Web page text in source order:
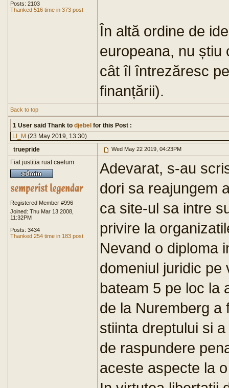
Posts: 2103
Thanked 516 time in 373 post
În altă ordine de
europeana, nu știu
cât îl întrezăresc
finanțării).
Back to top
1 User said Thank to djebel for this Post :
Lt_M (23 May 2019, 13:30)
truepride
Wed May 22 2019, 04:23PM
Fiat justitia ruat caelum
Registered Member #996
Joined: Thu Mar 13 2008,
11:32PM
Posts: 3434
Thanked 254 time in 183 post
Adevarat, s-au
dori sa reajungem
ca site-ul sa intre
privire la
Nevand o diploma
domeniul juridic pe
bateam 5 pe loc la
de la Nuremberg a
stiinta dreptului si
de raspundere
aceste aspecte la